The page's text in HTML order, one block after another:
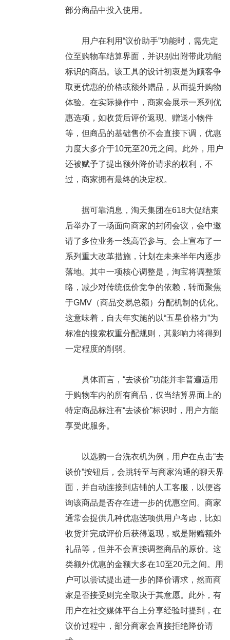
部分商品中投入使用。
用户在利用“议价助手”功能时，需先定
位至购物车结算界面，并识别出附带此功能
标识的商品。该工具的设计初衷是为顾客争
取更优惠的价格或额外赠品，从而提升购物
体验。在实际操作中，商家会展示一系列优
惠选项，如收货后评价返现、赠送小物件
等，但商品的基础售价不会直接下调，优惠
力度大多介于10元至20元之间。此外，用户
还被赋予了提出额外降价请求的权利，不
过，商家拥有最终的决定权。
据可靠消息，淘天集团在618大促结束
后举办了一场面向商家的封闭会议，会中邀
请了多位业务一线高管参与。会上宣布了一
系列重大改革措施，计划在未来半年内逐步
落地。其中一项核心调整是，淘宝将调整策
略，减少对传统低价竞争的依赖，转而聚焦
于GMV（商品交易总额）分配机制的优化。
这意味着，自去年实施的以“五星价格力”为
标准的搜索权重分配规则，其影响力将得到
一定程度的削弱。
具体而言，“去谈价”功能并非普遍适用
于购物车内的所有商品，仅当结算界面上的
特定商品标注有“去谈价”标识时，用户方能
享受此服务。
以选购一台洗衣机为例，用户在点击“去
谈价”按钮后，会跳转至与商家沟通的聊天界
面，并自动连接到店铺的人工客服，以便咨
询该商品是否存在进一步的优惠空间。商家
通常会提供几种优惠选项供用户考虑，比如
收货并完成评价后获得返现，或是附赠额外
礼品等，但并不会直接调整商品的原价。这
类额外优惠的金额大多在10至20元之间。用
户可以尝试提出进一步的降价请求，然而商
家是否接受则完全取决于其意愿。此外，有
用户在社交媒体平台上分享经验时提到，在
议价过程中，部分商家会直接拒绝降价请